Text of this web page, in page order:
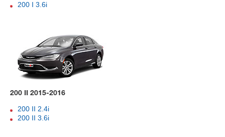
200 I 3.6i
200 II 2015-2016
200 II 2.4i
200 II 3.6i